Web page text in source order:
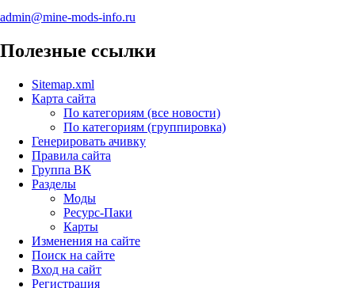
admin@mine-mods-info.ru
Полезные ссылки
Sitemap.xml
Карта сайта
По категориям (все новости)
По категориям (группировка)
Генерировать ачивку
Правила сайта
Группа ВК
Разделы
Моды
Ресурс-Паки
Карты
Изменения на сайте
Поиск на сайте
Вход на сайт
Регистрация